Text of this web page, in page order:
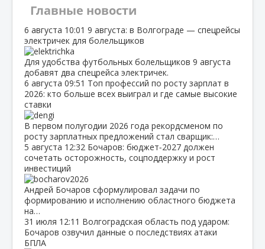
Главные новости
6 августа 10:01 9 августа: в Волгограде — спецрейсы
электричек для болельщиков
Для удобства футбольных болельщиков 9 августа
добавят два спецрейса электричек.
6 августа 09:51 Топ профессий по росту зарплат в
2026: кто больше всех выиграл и где самые высокие
ставки
В первом полугодии 2026 года рекордсменом по
росту зарплатных предложений стал сварщик:…
5 августа 12:32 Бочаров: бюджет‑2027 должен
сочетать осторожность, соцподдержку и рост
инвестиций
Андрей Бочаров сформулировал задачи по
формированию и исполнению областного бюджета
на…
31 июля 12:11 Волгоградская область под ударом:
Бочаров озвучил данные о последствиях атаки
БПЛА